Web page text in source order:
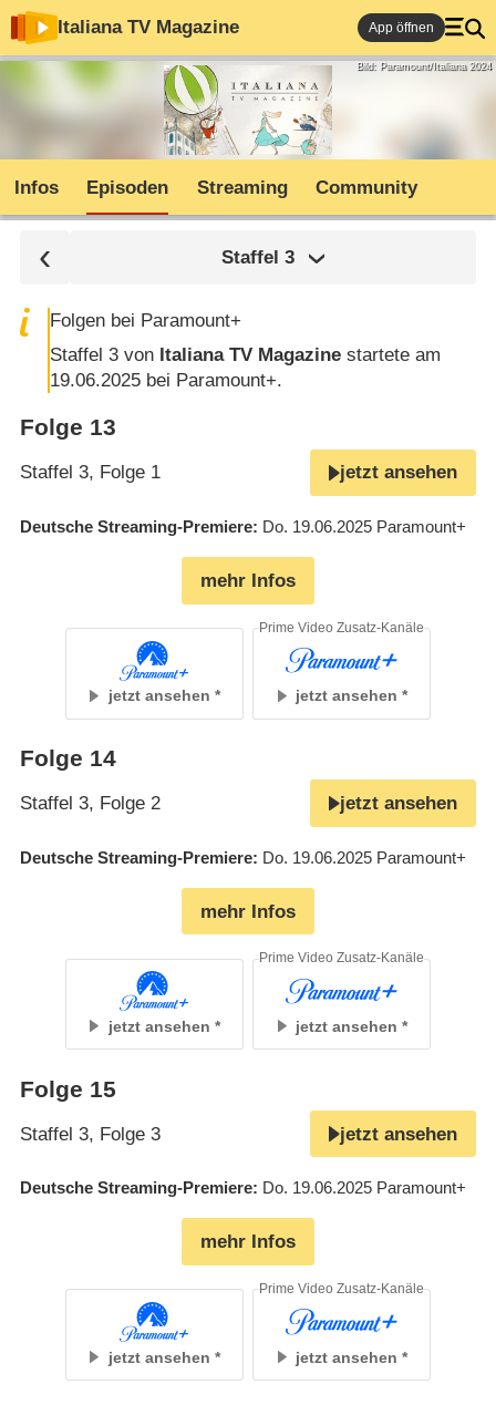
Italiana TV Magazine App öffnen
Bild: Paramount/Italiana 2024
Infos Episoden Streaming Community
Staffel 3
Folgen bei Paramount+
Staffel 3 von Italiana TV Magazine startete am
19.06.2025 bei Paramount+.
Folge 13
Staffel 3, Folge 1 jetzt ansehen
Deutsche Streaming-Premiere Do. 19.06.2025 Paramount+
mehr Infos
jetzt ansehen jetzt ansehen
Prime Video Zusatz-Kanäle
Folge 14
Staffel 3, Folge 2 jetzt ansehen
Deutsche Streaming-Premiere Do. 19.06.2025 Paramount+
mehr Infos
jetzt ansehen jetzt ansehen
Prime Video Zusatz-Kanäle
Folge 15
Staffel 3, Folge 3 jetzt ansehen
Deutsche Streaming-Premiere Do. 19.06.2025 Paramount+
mehr Infos
jetzt ansehen jetzt ansehen
Prime Video Zusatz-Kanäle